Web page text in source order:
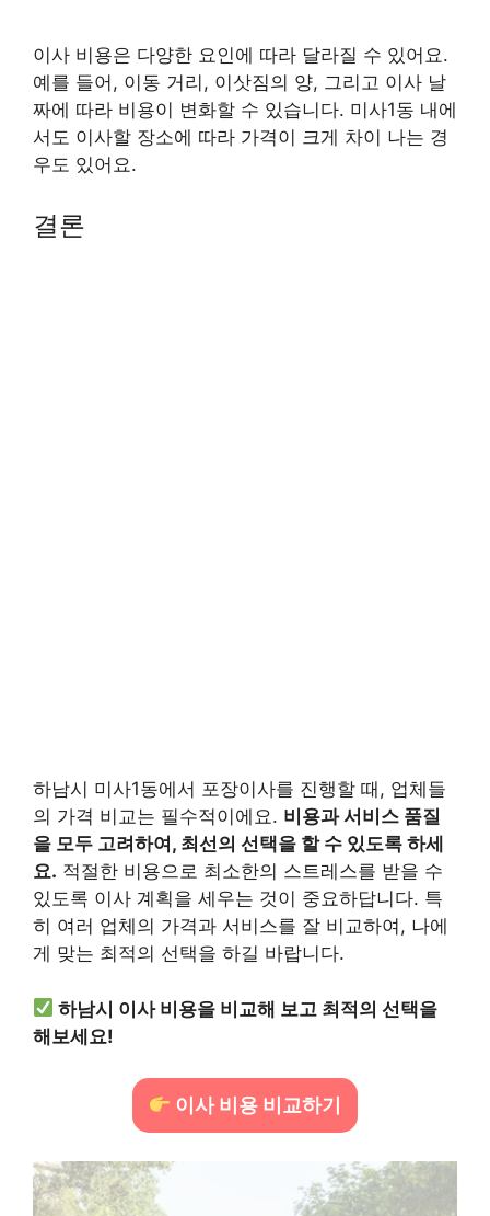
이사 비용은 다양한 요인에 따라 달라질 수 있어요.
예를 들어, 이동 거리, 이삿짐의 양, 그리고 이사 날
짜에 따라 비용이 변화할 수 있습니다. 미사1동 내에
서도 이사할 장소에 따라 가격이 크게 차이 나는 경
우도 있어요.
결론
하남시 미사1동에서 포장이사를 진행할 때, 업체들
의 가격 비교는 필수적이에요. 비용과 서비스 품질
을 모두 고려하여, 최선의 선택을 할 수 있도록 하세
요. 적절한 비용으로 최소한의 스트레스를 받을 수
있도록 이사 계획을 세우는 것이 중요하답니다. 특
히 여러 업체의 가격과 서비스를 잘 비교하여, 나에
게 맞는 최적의 선택을 하길 바랍니다.
하남시 이사 비용을 비교해 보고 최적의 선택을
해보세요!
이사 비용 비교하기